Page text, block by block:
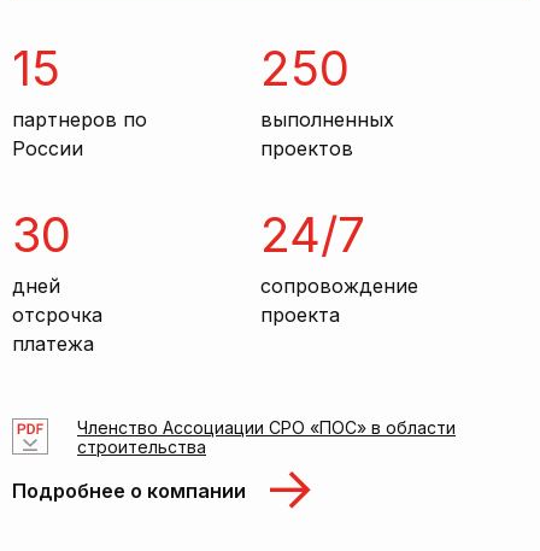
15
партнеров по
России
250
выполненных
проектов
30
дней
отсрочка
платежа
24/7
сопровождение
проекта
Членство Ассоциации СРО «ПОС» в области
строительства
Подробнее о компании